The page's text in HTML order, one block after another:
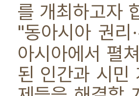
를 개최하고자
"동아시아 권리 ·
아시아에서 펼
된 인간과 시민